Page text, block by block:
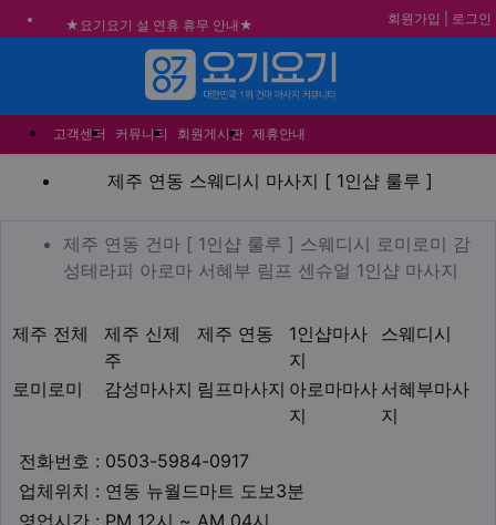
★요기요기 설 연휴 휴무 안내★
★ 요기요기 업체회원 안내사항 ★
불건전한 게시글은 삭제 및 회원탈퇴 됩니다.
합법적이고 건전한 업체와 광고를 제휴합니다.
회원가입 로그인
고객센터 커뮤니티 회원게시판 제휴안내
제주 연동 스웨디시 마사지
제주 연동 스웨디시 마사지 [ 1인샵 룰루 ]
업체 정보
제주 연동 건마 [ 1인샵 룰
제주 연동 건마 [ 1인샵 룰루 ] 스웨디시 로미로미 감
성테라피 아로마 서혜부 림프 센슈얼 1인샵 마사지
제주 전체
제주 신제
주
제주 연동
지역1
1인샵마사
지
스웨디시
로미로미 감성마사지 림프마사지 아로마마사
지
서혜부마사
지
테마
전화번호 : 0503-5984-0917업체연락처
업체위치 : 연동 뉴월드마트 도보3분
영업시간 : PM 12시 ~ AM 04시